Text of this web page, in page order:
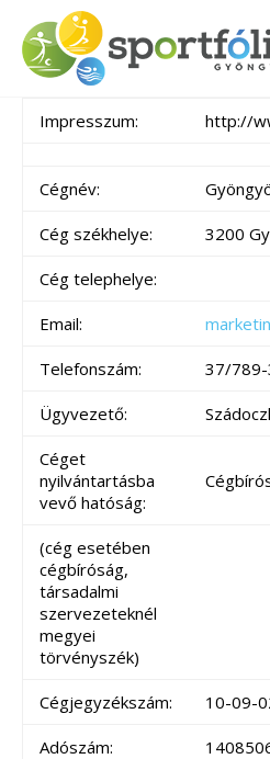
Impresszum: http://
Cégnév:
Cég székhelye: 3200
Cég telephelye:
Email:
Telefonszám: 37/
Ügyvezető:
Céget
nyilvántartásba
vevő hatóság:
(cég esetében
cégbíróság,
társadalmi
szervezeteknél
megyei
törvényszék)
Cégjegyzékszám: 10-09-
Adószám: